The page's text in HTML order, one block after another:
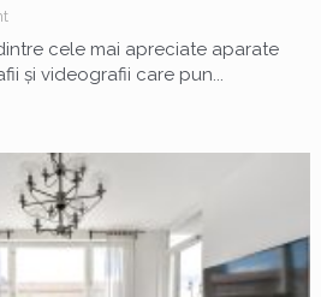
cele mai apreciate aparate
și videografii care pun...